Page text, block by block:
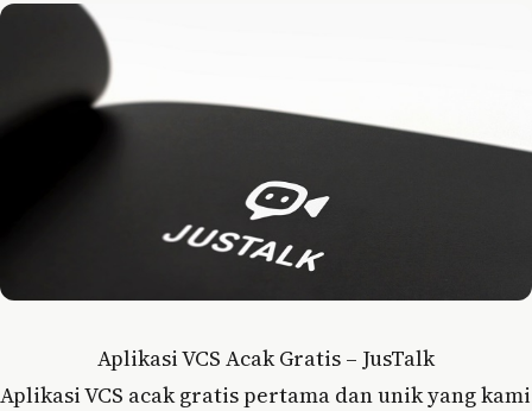
Aplikasi VCS Acak Gratis – JusTalk
Aplikasi VCS acak gratis pertama dan unik yang kami